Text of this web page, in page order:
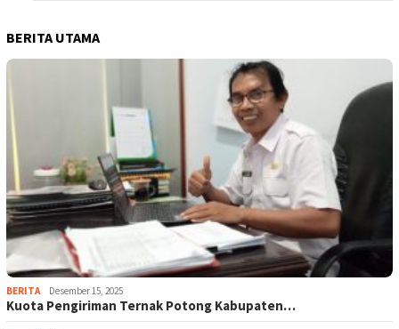
BERITA UTAMA
BERITA Desember 15, 2025
Kuota Pengiriman Ternak Potong Kabupaten…